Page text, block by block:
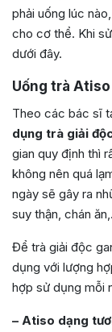
phải uống lúc
cho cơ thể. Khi
dưới đây.
Uống trà
Theo các bác sĩ
dụng trà giải
gian quy định thì
không nên quá
ngày sẽ gây ra
suy thận, chán
Để trà giải độc
dụng với lượng
hợp sử dụng mỗi
– Atiso dạng